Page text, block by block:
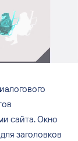
сайта. Окно
заголовков